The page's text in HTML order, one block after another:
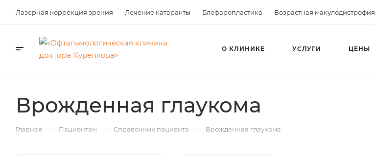
Лазерная коррекция зрения Лечение катаракты Блефаропластика Возрастная макулодистрофия
О КЛИНИКЕ УСЛУГИ ЦЕНЫ
Врожденная глаукома
Главная — Пациентам — Справочник пациента — Врожденная глаукома